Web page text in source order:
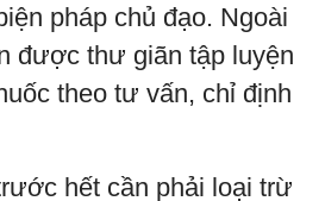
pháp chủ đạo. Ngoài
được thư giãn tập luyện
theo tư vấn, chỉ định
hết cần phải loại trừ